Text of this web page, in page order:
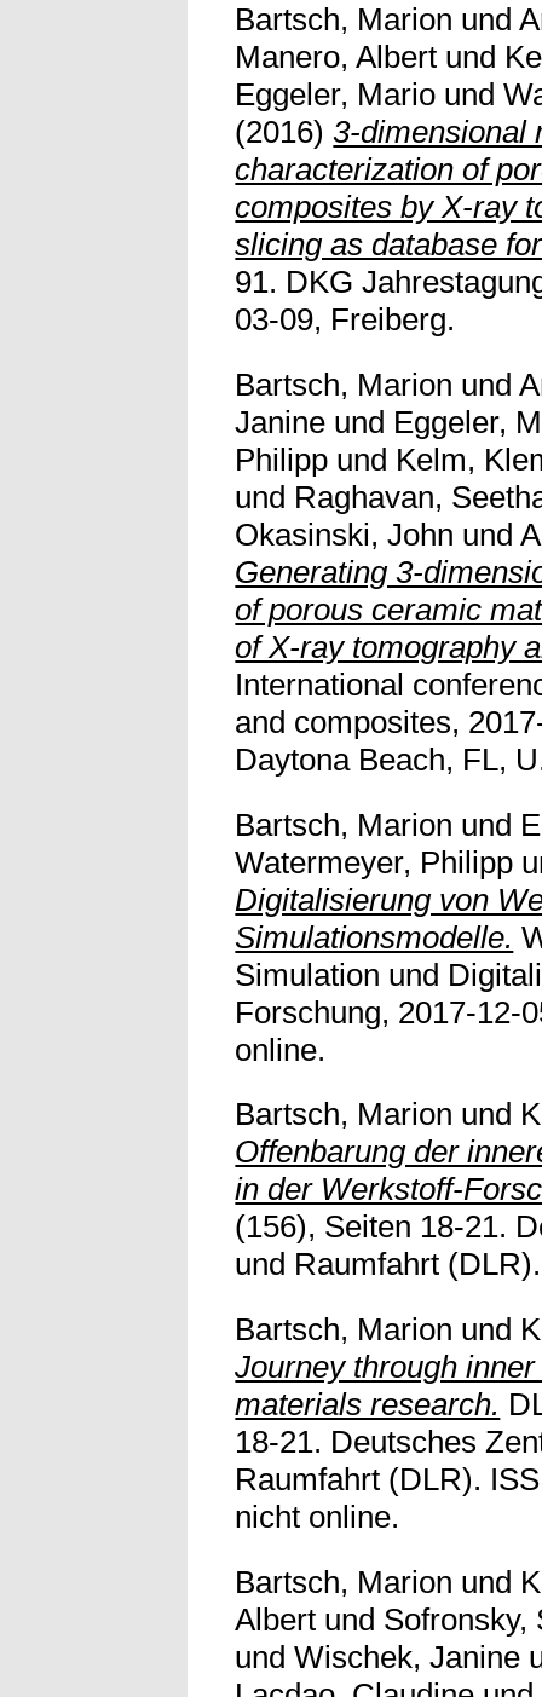
Bartsch, Marion und
Manero, Albert und
Eggeler, Mario und
(2016)3-dimensional
characterization of
composites by X-ray
slicing as database
91. DKG
03-09, Freiberg.
Bartsch, Marion und
Janine und Eggeler,
Philipp und Kelm,
und Raghavan,
Okasinski, John und
Generating 3-
of porous ceramic
of X-ray tomography
International
and composites,
Daytona Beach, FL,
Bartsch, Marion und
Watermeyer, Philipp
Digitalisierung von
Simulationsmodelle.
Simulation und
Forschung, 2017-12-
online.
Bartsch, Marion und
Offenbarung der
in der Werkstoff-
(156), Seiten 18-21.
und Raumfahrt
Bartsch, Marion und
Journey through
materials research.
18-21. Deutsches
Raumfahrt (DLR).
nicht online.
Bartsch, Marion und
Albert und Sofronsky,
undWischek, Janine